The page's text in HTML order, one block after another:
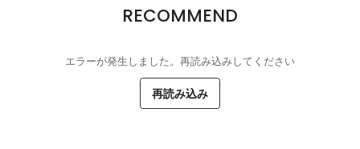
RECOMMEND
エラーが発生しました。再読み込みしてください
再読み込み